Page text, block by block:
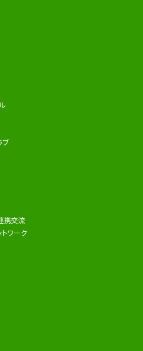
ブ
携交流
ワーク